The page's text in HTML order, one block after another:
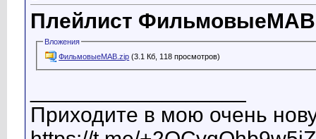
Плейлист ФильмовыеМАВ,
Вложения
ФильмовыеМАВ.zip (3.1 Кб, 118 просмотров)
Приходите в мою очень